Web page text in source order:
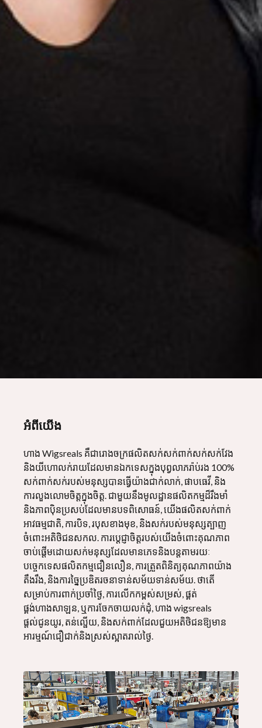
wigsreal
អំពីយើង
ហាង Wigsreals គឺជារោងចក្រផលិតសក់សក់ពាក់សក់សក់វែង
និងយីហោលក់រាយដែលមានឯកទេសក្នុងបុព្វលាភរ៉ាប់រង 100%
សក់ពាក់សក់របស់មនុស្សបានធ្វើយ៉ាងជាក់លាក់, ផាបធេវី, និង
ការលួងលោមចិត្តក្នុងចិត្ត. ជាមួយនឹងមូលដ្ឋានផលិតកម្មដ៏រឹងមាំ
និងភាពប៉ិនប្រសប់ដែលមានបទពិសោធន៍, យើងផលិតសក់ពាក់
អាវធម្មជាតិ, ការបិទ, របុសខាងមុខ, និងសក់របស់មនុស្សត្បាញ
ចំពោះអតិថិជនសកល. ការប្តេជ្ញាចិត្តរបស់យើងចំពោះគុណភាព
ចាប់ផ្តើមដោយសក់មនុស្សដែលមានភេទនិងបន្តតាមរយៈ
បច្ចេកទេសផលិតកម្មជឿនលឿន, ការត្រួតពិនិត្យគុណភាពយ៉ាង
តឹងរឹង, និងការច្នៃប្រឌិតរចនាទាន់សម័យទាន់សម័យ. ថាតើ
សម្រាប់ការពាក់ប្រចាំថ្ងៃ, ការលើកកម្ពស់សម្រស់, ផ្គត់
ផ្គង់ហាងសាឡន, ឬការចែកចាយលក់ដុំ, ហាង wigsreals
ផ្តល់ជូនយូរ, តន់ល្ផើយ, និងសក់ពាក់ដែលជួយអតិថិជនឱ្យមាន
អារម្មណ៍ជឿជាក់និងស្រស់ស្អាតរាល់ថ្ងៃ.